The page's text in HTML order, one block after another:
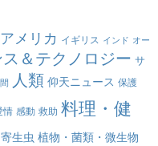
アメリカ イギリス インド オー
＆テクノロジー サ
人類 仰天ニュース 保護
情 感動 救助 料理・健
生虫 植物・菌類・微生物